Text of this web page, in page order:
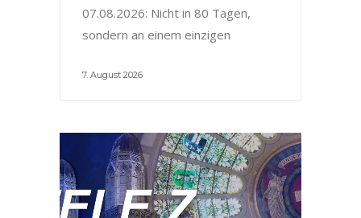
07.08.2026: Nicht in 80 Tagen,
sondern an einem einzigen
7. August 2026